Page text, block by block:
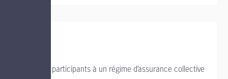
Soutien aux participants à un régime d’assurance collective